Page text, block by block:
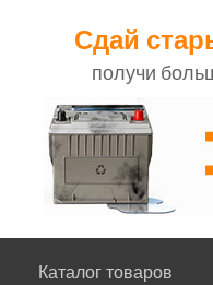
Сдай
получи
Каталог товаров